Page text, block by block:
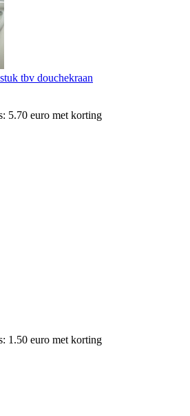
tbv douchekraan
5.70 euro met korting
1.50 euro met korting